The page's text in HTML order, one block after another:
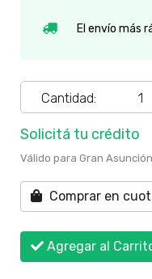
El envío más
Cantidad:
Solicitá tu crédito
Válido para Gran
Comprar en
Agregar al